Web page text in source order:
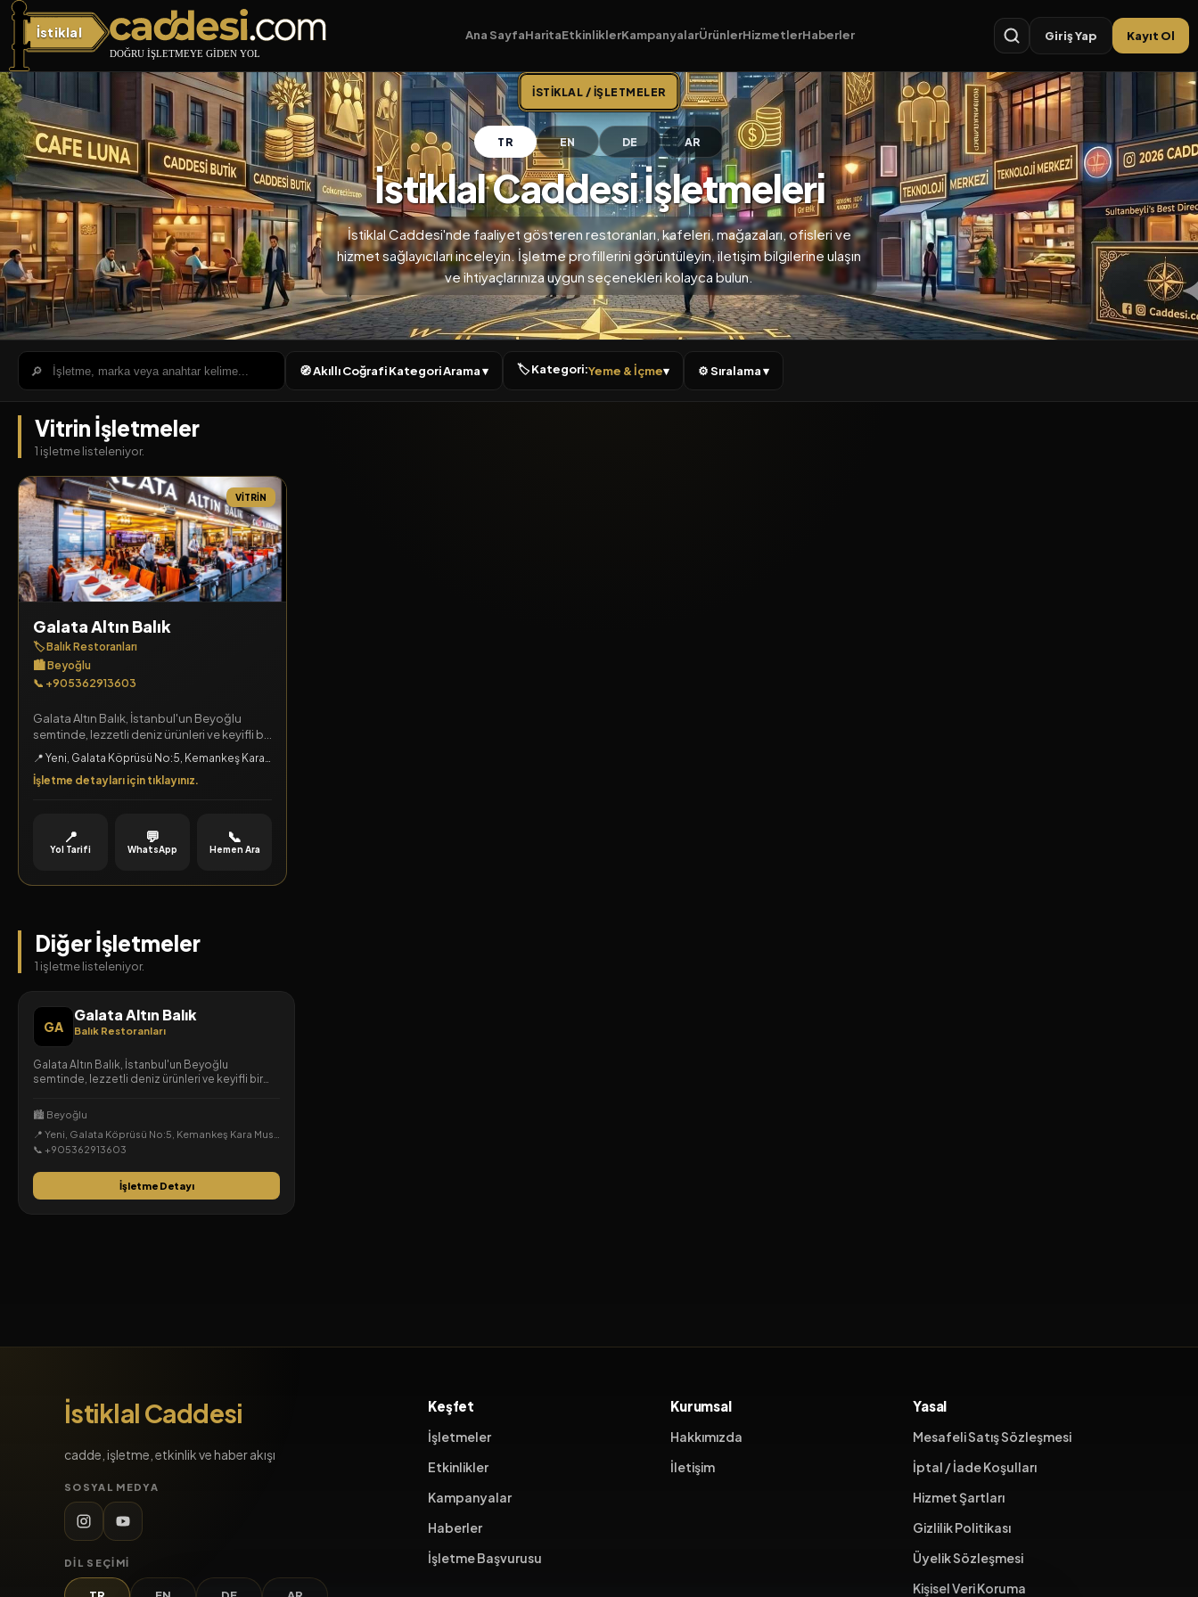
İstiklal
İstiklal Caddesi Ana SayfaHaritaEtkinliklerKampanyalarÜrünlerHizmetlerHaberler Giriş Yap Kayıt Ol
İSTIKLAL / İŞLETMELER
TR EN DE AR
İstiklal Caddesi İşletmeleri
İstiklal Caddesi'nde faaliyet gösteren restoranları, kafeleri, mağazaları, ofisleri ve
hizmet sağlayıcıları inceleyin. İşletme profillerini görüntüleyin, iletişim bilgilerine ulaşın
ve ihtiyaçlarınıza uygun seçenekleri kolayca bulun.
🔎 🧭 Akıllı Coğrafi Kategori Arama ▾ 🏷 Kategori:Yeme & İçme▾ ⚙ Sıralama ▾
Vitrin İşletmeler
1 işletme listeleniyor.
VITRIN
Galata Altın Balık
🏷️ Balık Restoranları
🏙️ Beyoğlu
📞 +905362913603
Galata Altın Balık, İstanbul'un Beyoğlu
semtinde, lezzetli deniz ürünleri ve keyifli bir
atmosfer sunan bir balık restoranıdır.
📍 Yeni, Galata Köprüsü No:5, Kemankeş Kara Mustafa Paşa, Beyoğlu, İstanbul
İşletme detayları için tıklayınız.
📍
Yol Tarifi
💬
WhatsApp
📞
Hemen Ara
Diğer İşletmeler
1 işletme listeleniyor.
GA
Galata Altın Balık
Balık Restoranları
Galata Altın Balık, İstanbul'un Beyoğlu
semtinde, lezzetli deniz ürünleri ve keyifli bir
🏙️ Beyoğlu
📞 +905362913603
İşletme Detayı
İstiklal Caddesi
cadde, işletme, etkinlik ve haber akışı
SOSYAL MEDYA
DIL SEÇIMI
Keşfet
İşletmeler
Etkinlikler
Kampanyalar
Haberler
İşletme Başvurusu
Kurumsal
Hakkımızda
İletişim
Yasal
Mesafeli Satış Sözleşmesi
İptal / İade Koşulları
Hizmet Şartları
Gizlilik Politikası
Üyelik Sözleşmesi
Kişisel Veri Koruma